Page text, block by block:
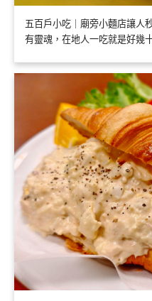
五百戶小吃｜廟旁小麵店讓人
有靈魂，在地人一吃就是好幾